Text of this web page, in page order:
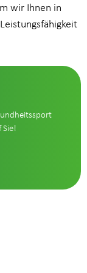
wir Ihnen in